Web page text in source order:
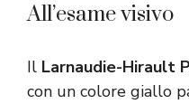
All’esame visivo
Il Larnaudie-Hirault
con un colore giallo